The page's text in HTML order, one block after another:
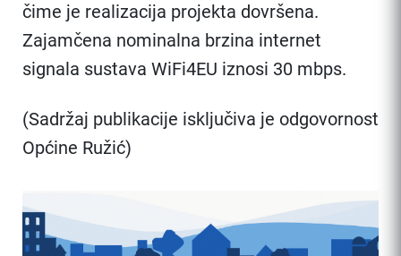
čime je realizacija projekta dovršena.
Zajamčena nominalna brzina internet
signala sustava WiFi4EU iznosi 30 mbps.
(Sadržaj publikacije isključiva je odgovornost
Općine Ružić)